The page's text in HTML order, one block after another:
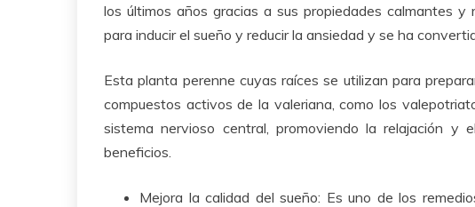
los últimos años gracias a sus propiedades calmantes y
para inducir el sueño y reducir la ansiedad y se ha
Esta planta perenne cuyas raíces se utilizan para
compuestos activos de la valeriana, como los
sistema nervioso central, promoviendo la relajación y
beneficios.
Mejora la calidad del sueño: Es uno de los